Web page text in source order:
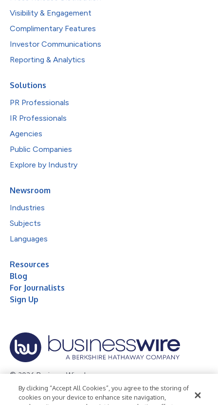
Visibility & Engagement
Complimentary Features
Investor Communications
Reporting & Analytics
Solutions
PR Professionals
IR Professionals
Agencies
Public Companies
Explore by Industry
Newsroom
Industries
Subjects
Languages
Resources
Blog
For Journalists
Sign Up
© 2026 Business Wire, Inc.
Privacy Policy Cookie Policy
Accessibility Statement
By clicking “Accept All Cookies”, you agree to the storing of
cookies on your device to enhance site navigation,